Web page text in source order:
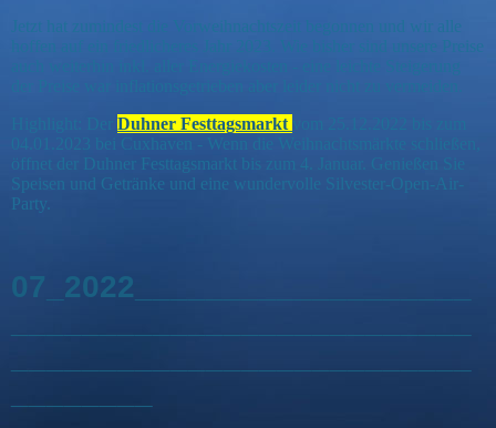
Jetzt hat zumindest die Vorweihnachtszeit begonnen und wir alle
hoffen auf ein friedlicheres Jahr 2023. Wie bisher sind unsere Preise
Duhner Festtagsmarkt
04.01.2023 bei Cuxhaven - Wenn die Weihnachtsmärkte schließen,
öffnet der Duhner Festtagsmarkt bis zum 4. Januar. Genießen Sie
Speisen und Getränke und eine wundervolle Silvester-Open-Air-
Party.
07_2022___________________